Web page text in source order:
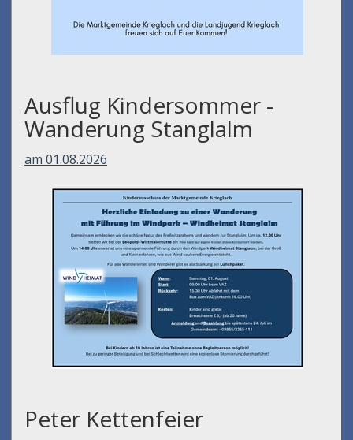
Ausflug Kindersommer -
Wanderung Stanglalm
am 01.08.2026
Peter Kettenfeier